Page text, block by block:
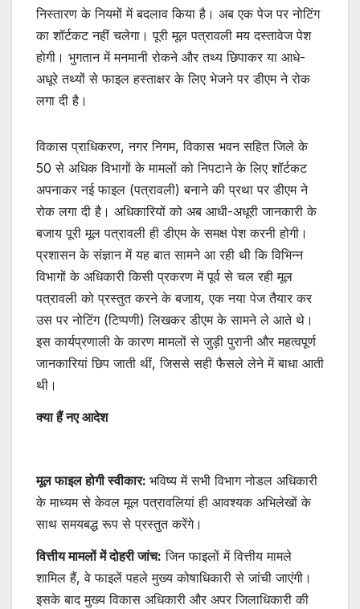
निस्तारण के नियमों में बदलाव किया है। अब एक पेज पर नोटिंग
का शॉर्टकट नहीं चलेगा। पूरी मूल पत्रावली मय दस्तावेज पेश
होगी। भुगतान में मनमानी रोकने और तथ्य छिपाकर या आधे-
अधूरे तथ्यों से फाइल हस्ताक्षर के लिए भेजने पर डीएम ने रोक
लगा दी है।
विकास प्राधिकरण, नगर निगम, विकास भवन सहित जिले के
50 से अधिक विभागों के मामलों को निपटाने के लिए शॉर्टकट
अपनाकर नई फाइल (पत्रावली) बनाने की प्रथा पर डीएम ने
रोक लगा दी है। अधिकारियों को अब आधी-अधूरी जानकारी के
बजाय पूरी मूल पत्रावली ही डीएम के समक्ष पेश करनी होगी।
प्रशासन के संज्ञान में यह बात सामने आ रही थी कि विभिन्न
विभागों के अधिकारी किसी प्रकरण में पूर्व से चल रही मूल
पत्रावली को प्रस्तुत करने के बजाय, एक नया पेज तैयार कर
उस पर नोटिंग (टिप्पणी) लिखकर डीएम के सामने ले आते थे।
इस कार्यप्रणाली के कारण मामलों से जुड़ी पुरानी और महत्वपूर्ण
जानकारियां छिप जाती थीं, जिससे सही फैसले लेने में बाधा आती
थी।
क्या हैं नए आदेश
मूल फाइल होगी स्वीकार: भविष्य में सभी विभाग नोडल अधिकारी
के माध्यम से केवल मूल पत्रावलियां ही आवश्यक अभिलेखों के
साथ समयबद्ध रूप से प्रस्तुत करेंगे।
वित्तीय मामलों में दोहरी जांच: जिन फाइलों में वित्तीय मामले
शामिल हैं, वे फाइलें पहले मुख्य कोषाधिकारी से जांची जाएंगी।
इसके बाद मुख्य विकास अधिकारी और अपर जिलाधिकारी की